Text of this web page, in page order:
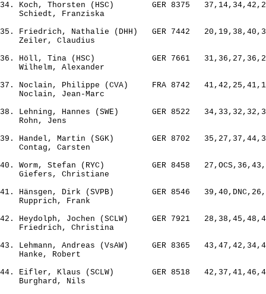
34. Koch, Thorsten (HSC)        GER 8375
    Schiedt, Franziska
35. Friedrich, Nathalie (DHH)   GER 7442
    Zeiler, Claudius
36. Höll, Tina (HSC)            GER 7661
    Wilhelm, Alexander
37. Noclain, Philippe (CVA)     FRA 8742
    Noclain, Jean-Marc
38. Lehning, Hannes (SWE)       GER 8522
    Rohn, Jens
39. Handel, Martin (SGK)        GER 8702
    Contag, Carsten
40. Worm, Stefan (RYC)          GER 8458
    Giefers, Christiane
41. Hänsgen, Dirk (SVPB)        GER 8546
    Rupprich, Frank
42. Heydolph, Jochen (SCLW)     GER 7921
    Friedrich, Christina
43. Lehmann, Andreas (VsAW)     GER 8365
    Hanke, Robert
44. Eifler, Klaus (SCLW)        GER 8518
    Burghard, Nils